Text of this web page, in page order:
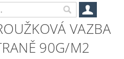
VAZBA
90G/M2